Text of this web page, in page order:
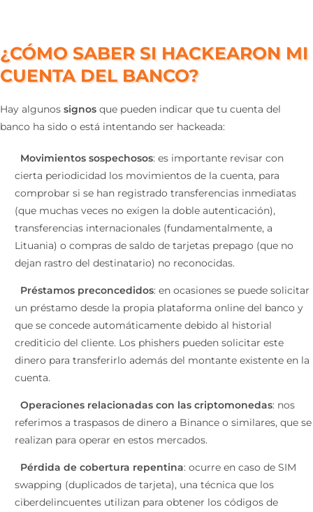
¿CÓMO SABER SI HACKEARON MI
CUENTA DEL BANCO?
Hay algunos signos que pueden indicar que tu cuenta del
banco ha sido o está intentando ser hackeada:
Movimientos sospechosos: es importante revisar con
cierta periodicidad los movimientos de la cuenta, para
comprobar si se han registrado transferencias inmediatas
(que muchas veces no exigen la doble autenticación),
transferencias internacionales (fundamentalmente, a
Lituania) o compras de saldo de tarjetas prepago (que no
dejan rastro del destinatario) no reconocidas.
Préstamos preconcedidos: en ocasiones se puede solicitar
un préstamo desde la propia plataforma online del banco y
que se concede automáticamente debido al historial
crediticio del cliente. Los phishers pueden solicitar este
dinero para transferirlo además del montante existente en la
cuenta.
Operaciones relacionadas con las criptomonedas: nos
referimos a traspasos de dinero a Binance o similares, que se
realizan para operar en estos mercados.
Pérdida de cobertura repentina: ocurre en caso de SIM
swapping (duplicados de tarjeta), una técnica que los
ciberdelincuentes utilizan para obtener los códigos de